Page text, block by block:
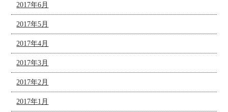
2017年6月
2017年5月
2017年4月
2017年3月
2017年2月
2017年1月